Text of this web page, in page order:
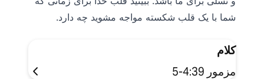
شما با یک قلب شکسته مواجه مشوید چه دارد.
کلام
مزمور 4:39-5